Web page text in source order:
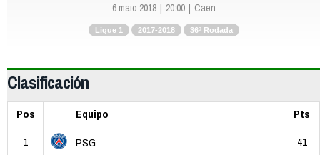
6 maio 2018 20:00 Caen
Ligue 1 2017-2018 36ª Rodada
Clasificación
Pos Equipo
Pts
1
PSG 41